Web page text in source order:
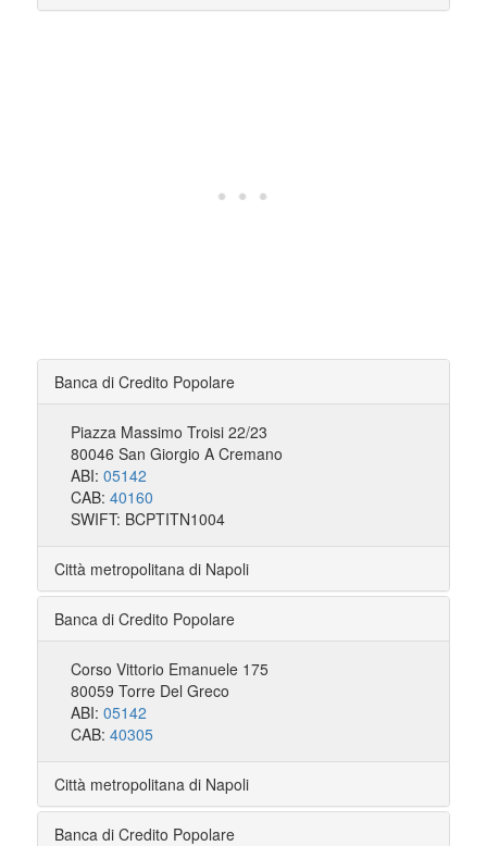
Banca di Credito Popolare
Piazza Massimo Troisi 22/23
80046 San Giorgio A Cremano
ABI: 05142
CAB: 40160
SWIFT: BCPTITN1004
Città metropolitana di Napoli
Banca di Credito Popolare
Corso Vittorio Emanuele 175
80059 Torre Del Greco
ABI: 05142
CAB: 40305
Città metropolitana di Napoli
Banca di Credito Popolare